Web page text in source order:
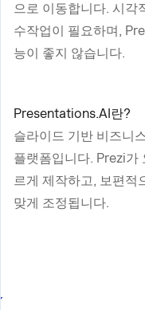
으로 이동합니다. 시각
수작업이 필요하며,
능이 좋지 않습니다.
Presentations.AI란?
슬라이드 기반 비즈니
플랫폼입니다. Prezi가
르게 제작하고, 보편적
맞게 조정됩니다.